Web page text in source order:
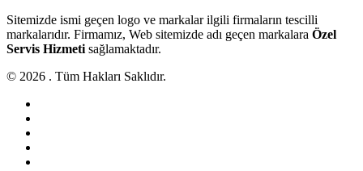
Sitemizde ismi geçen logo ve markalar ilgili firmaların tescilli
markalarıdır. Firmamız, Web sitemizde adı geçen markalara Özel
Servis Hizmeti sağlamaktadır.
© 2026 . Tüm Hakları Saklıdır.